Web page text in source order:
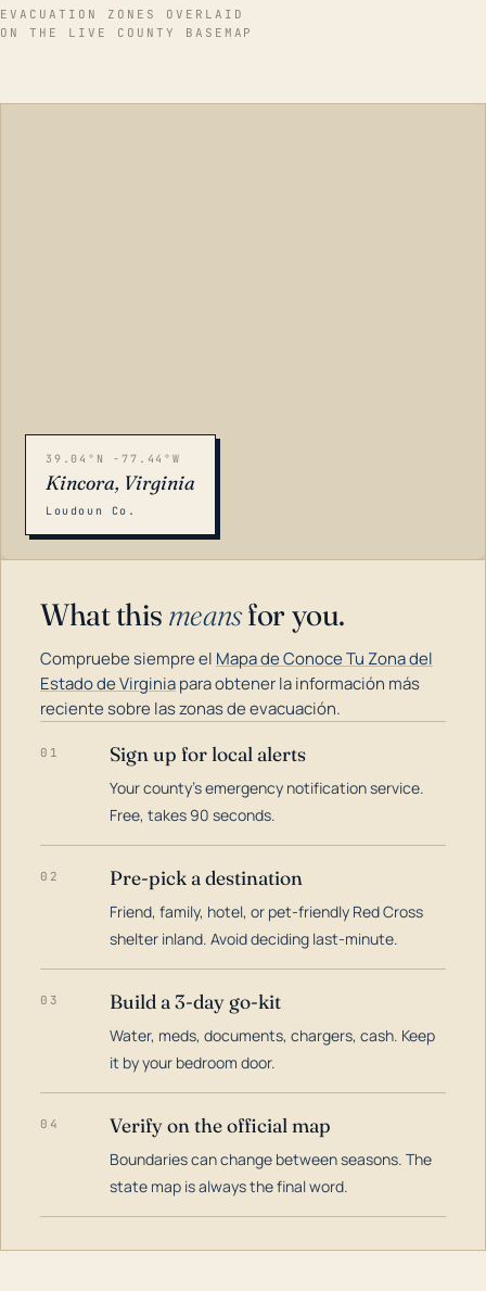
EVACUATION ZONES OVERLAID
ON THE LIVE COUNTY BASEMAP
39.04°N -77.44°W
Kincora, Virginia
Loudoun Co.
What this meansfor you.
Compruebe siempre el Mapa de Conoce Tu Zona del
Estado de Virginiapara obtener la información más
reciente sobre las zonas de evacuación.
01 Sign up for local alerts
Your county's emergency notification service.
Free, takes 90 seconds.
02 Pre-pick a destination
Friend, family, hotel, or pet-friendly Red Cross
shelter inland. Avoid deciding last-minute.
03 Build a 3-day go-kit
Water, meds, documents, chargers, cash. Keep
it by your bedroom door.
04 Verify on the official map
Boundaries can change between seasons. The
state map is always the final word.